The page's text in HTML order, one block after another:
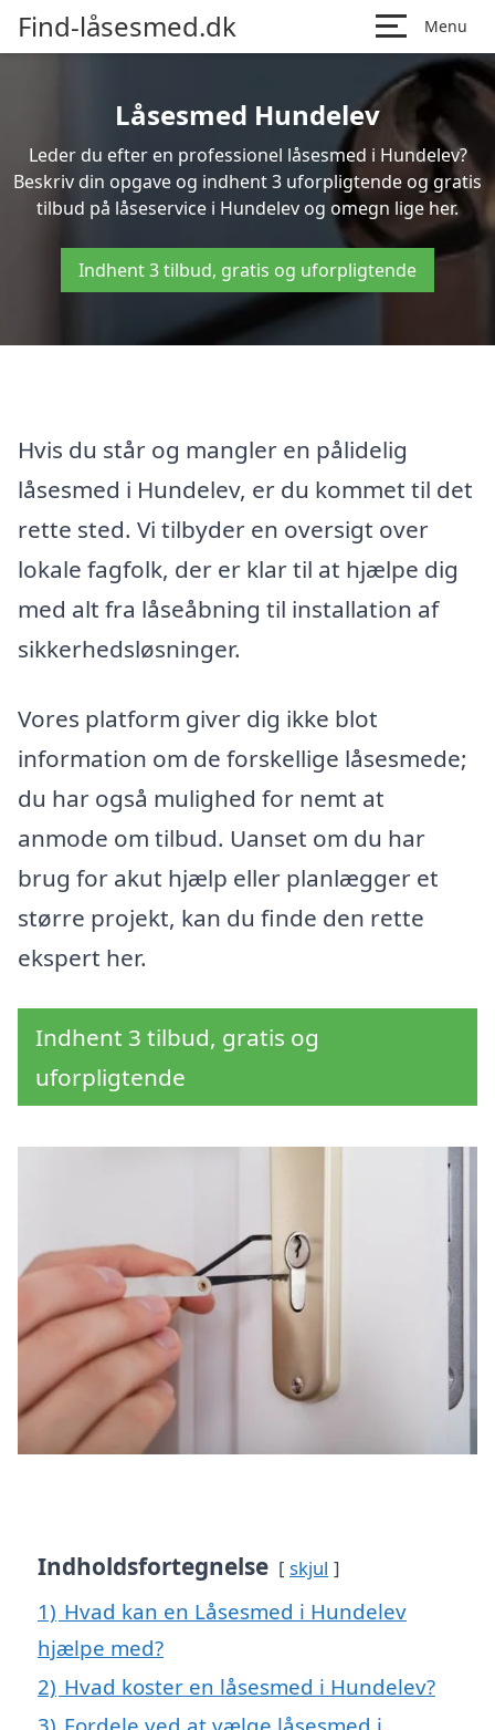
Find-låsesmed.dk Menu
Låsesmed Hundelev
Leder du efter en professionel låsesmed i Hundelev?
Beskriv din opgave og indhent 3 uforpligtende og gratis
tilbud på låseservice i Hundelev og omegn lige her.
Indhent 3 tilbud, gratis og uforpligtende
Hvis du står og mangler en pålidelig
låsesmed i Hundelev, er du kommet til det
rette sted. Vi tilbyder en oversigt over
lokale fagfolk, der er klar til at hjælpe dig
med alt fra låseåbning til installation af
sikkerhedsløsninger.
Vores platform giver dig ikke blot
information om de forskellige låsesmede;
du har også mulighed for nemt at
anmode om tilbud. Uanset om du har
brug for akut hjælp eller planlægger et
større projekt, kan du finde den rette
ekspert her.
Indhent 3 tilbud, gratis og
uforpligtende
Indholdsfortegnelse skjul
1) Hvad kan en Låsesmed i Hundelev
hjælpe med?
2) Hvad koster en låsesmed i Hundelev?